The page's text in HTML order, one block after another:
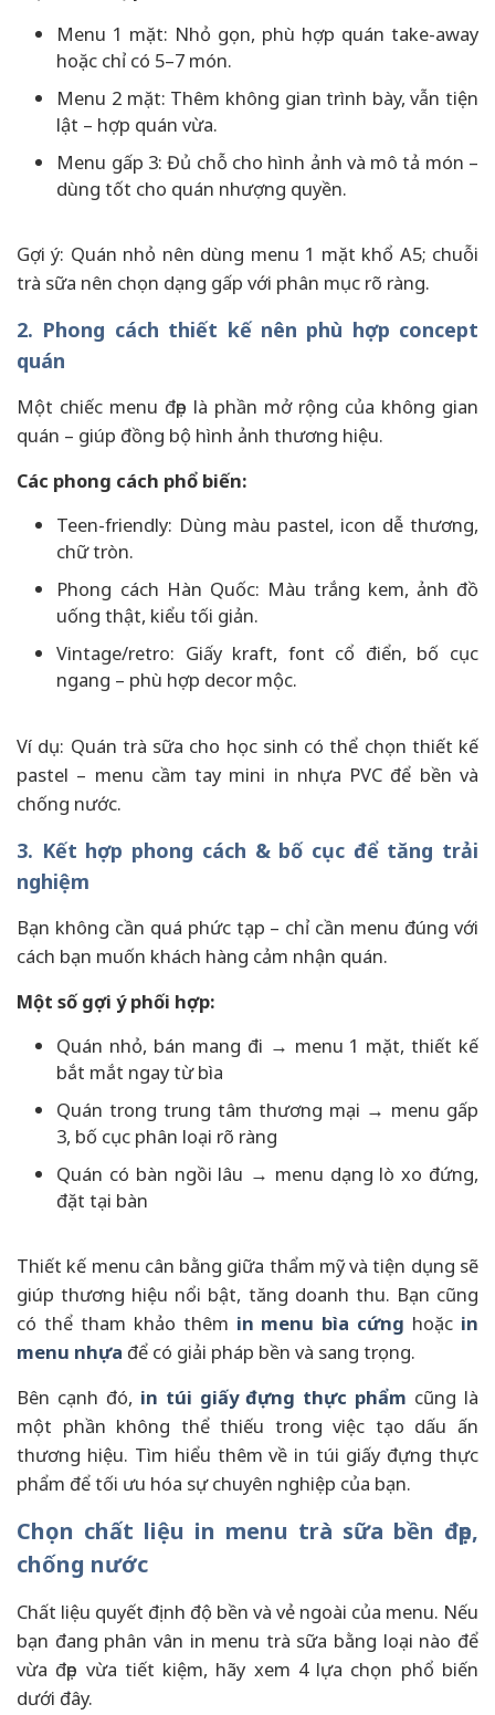
Menu 1 mặt: Nhỏ gọn, phù hợp quán take-away
hoặc chỉ có 5–7 món.
Menu 2 mặt: Thêm không gian trình bày, vẫn tiện
lật – hợp quán vừa.
Menu gấp 3: Đủ chỗ cho hình ảnh và mô tả món –
dùng tốt cho quán nhượng quyền.
Gợi ý: Quán nhỏ nên dùng menu 1 mặt khổ A5; chuỗi
trà sữa nên chọn dạng gấp với phân mục rõ ràng.
2. Phong cách thiết kế nên phù hợp concept
quán
Một chiếc menu đẹp là phần mở rộng của không gian
quán – giúp đồng bộ hình ảnh thương hiệu.
Các phong cách phổ biến:
Teen-friendly: Dùng màu pastel, icon dễ thương,
chữ tròn.
Phong cách Hàn Quốc: Màu trắng kem, ảnh đồ
uống thật, kiểu tối giản.
Vintage/retro: Giấy kraft, font cổ điển, bố cục
ngang – phù hợp decor mộc.
Ví dụ: Quán trà sữa cho học sinh có thể chọn thiết kế
pastel – menu cầm tay mini in nhựa PVC để bền và
chống nước.
3. Kết hợp phong cách & bố cục để tăng trải
nghiệm
Bạn không cần quá phức tạp – chỉ cần menu đúng với
cách bạn muốn khách hàng cảm nhận quán.
Một số gợi ý phối hợp:
Quán nhỏ, bán mang đi → menu 1 mặt, thiết kế
bắt mắt ngay từ bìa
Quán trong trung tâm thương mại → menu gấp
3, bố cục phân loại rõ ràng
Quán có bàn ngồi lâu → menu dạng lò xo đứng,
đặt tại bàn
Thiết kế menu cân bằng giữa thẩm mỹ và tiện dụng sẽ
giúp thương hiệu nổi bật, tăng doanh thu. Bạn cũng
có thể tham khảo thêm in menu bìa cứng hoặc in
menu nhựa để có giải pháp bền và sang trọng.
Bên cạnh đó, in túi giấy đựng thực phẩm cũng là
một phần không thể thiếu trong việc tạo dấu ấn
thương hiệu. Tìm hiểu thêm về in túi giấy đựng thực
phẩm để tối ưu hóa sự chuyên nghiệp của bạn.
Chọn chất liệu in menu trà sữa bền đẹp,
chống nước
Chất liệu quyết định độ bền và vẻ ngoài của menu. Nếu
bạn đang phân vân in menu trà sữa bằng loại nào để
vừa đẹp vừa tiết kiệm, hãy xem 4 lựa chọn phổ biến
dưới đây.